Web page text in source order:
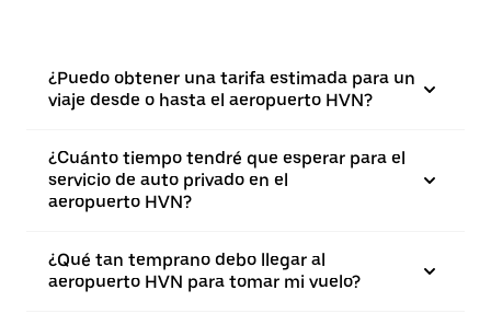
¿Puedo obtener una tarifa estimada para un
viaje desde o hasta el aeropuerto HVN?
¿Cuánto tiempo tendré que esperar para el
servicio de auto privado en el
aeropuerto HVN?
¿Qué tan temprano debo llegar al
aeropuerto HVN para tomar mi vuelo?